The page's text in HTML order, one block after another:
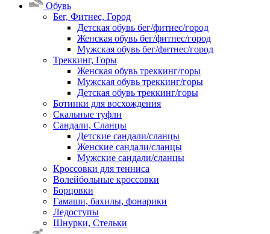
Обувь
Бег, Фитнес, Город
Детская обувь бег/фитнес/город
Женская обувь бег/фитнес/город
Мужская обувь бег/фитнес/город
Треккинг, Горы
Женская обувь треккинг/горы
Мужская обувь треккинг/горы
Детская обувь треккинг/горы
Ботинки для восхождения
Скальные туфли
Сандали, Сланцы
Детские сандали/сланцы
Женские сандали/сланцы
Мужские сандали/сланцы
Кроссовки для тенниса
Волейбольные кроссовки
Борцовки
Гамаши, бахилы, фонарики
Ледоступы
Шнурки, Стельки